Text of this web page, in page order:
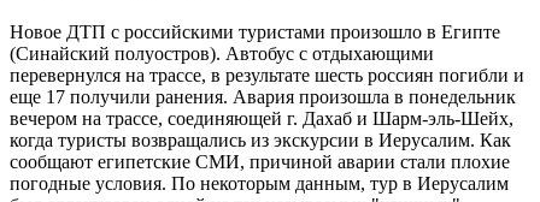
Новое ДТП с российскими туристами произошло в Египте
(Синайский полуостров). Автобус с отдыхающими
перевернулся на трассе, в результате шесть россиян погибли и
еще 17 получили ранения. Авария произошла в понедельник
вечером на трассе, соединяющей г. Дахаб и Шарм-эль-Шейх,
когда туристы возвращались из экскурсии в Иерусалим. Как
сообщают египетские СМИ, причиной аварии стали плохие
погодные условия. По некоторым данным, тур в Иерусалим